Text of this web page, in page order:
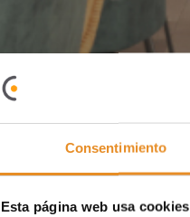
Consentimiento
Esta página web usa cookies